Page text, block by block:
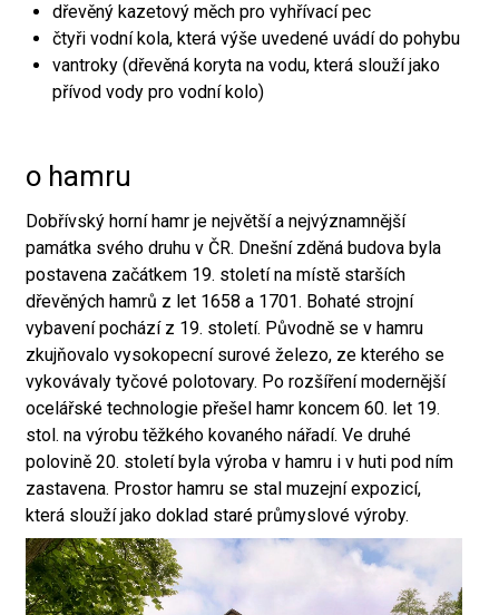
dřevěný kazetový měch pro vyhřívací pec
čtyři vodní kola, která výše uvedené uvádí do pohybu
vantroky (dřevěná koryta na vodu, která slouží jako
přívod vody pro vodní kolo)
o hamru
Dobřívský horní hamr je největší a nejvýznamnější
památka svého druhu v ČR. Dnešní zděná budova byla
postavena začátkem 19. století na místě starších
dřevěných hamrů z let 1658 a 1701. Bohaté strojní
vybavení pochází z 19. století. Původně se v hamru
zkujňovalo vysokopecní surové železo, ze kterého se
vykovávaly tyčové polotovary. Po rozšíření modernější
ocelářské technologie přešel hamr koncem 60. let 19.
stol. na výrobu těžkého kovaného nářadí. Ve druhé
polovině 20. století byla výroba v hamru i v huti pod ním
zastavena. Prostor hamru se stal muzejní expozicí,
která slouží jako doklad staré průmyslové výroby.